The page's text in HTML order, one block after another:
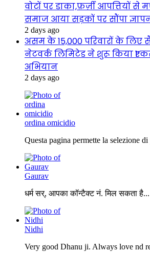
वोटों पर डाका,फ़र्ज़ी आपत्तियों से
समाज आया सड़कों पर सौंपा
2 days ago
असम के 15,000 परिवारों के लिए
नेटवर्क लिमिटेड ने शुरू किया ₹1
अभियान
2 days ago
ordina omicidio
Questa pagina permette la selezione
Gaurav
धर्म सर्, आपका कॉन्टैक्ट नं. मिल सकता है...
Nidhi
Very good Dhanu ji. Always love nd